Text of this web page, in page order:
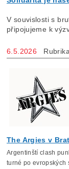
V souvislosti s
připojujeme k
6.5.2026
The Argies v
Argentinští clash
turné po evropských